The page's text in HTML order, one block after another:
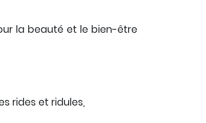
la beauté et le bien-être
rides et ridules,